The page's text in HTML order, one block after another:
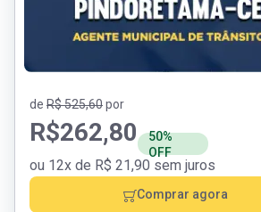
de R$ 525,60por
R$262,80
50%
OFF
ou 12x de R$ 21,90 sem juros
Comprar agora